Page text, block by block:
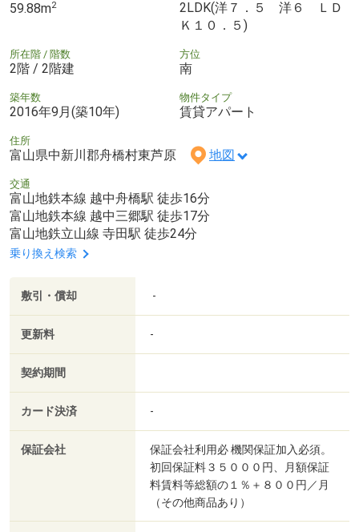
59.88m2
2LDK(洋７．５ 洋６ ＬＤ
Ｋ１０．５)
所在階 / 階数
2階 / 2階建
方位
南
築年数
2016年9月(築10年)
物件タイプ
賃貸アパート
住所
富山県中新川郡舟橋村東芦原 地図
交通
富山地鉄本線 越中舟橋駅 徒歩16分
富山地鉄本線 越中三郷駅 徒歩17分
富山地鉄立山線 寺田駅 徒歩24分
乗り換え検索
敷引・償却 -
更新料 -
契約期間
カード決済 -
保証会社
保証会社利用必 機関保証加入必須。
初回保証料３５０００円、月額保証
料賃料等総額の１％＋８００円／月
（その他商品あり）